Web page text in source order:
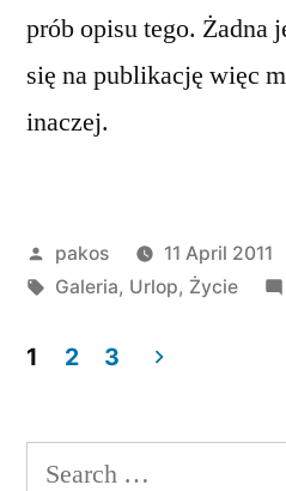
prób opisu tego. Żadna
się na publikację więc
inaczej.
Posted
by
pakos 11 April 2011
Tags:
Galeria, Urlop, Życie
pagination
1 2 3
Search